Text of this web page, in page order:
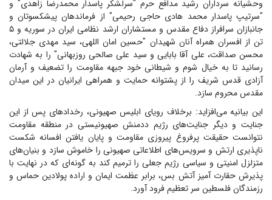
وحشیانه سرداران رشید مدافع حرم "سرلشکر پاسدار محمدرضا زاهدی" و
"سرتیپ پاسدار محمد هادی حاجی رحیمی" از فرماندهان پیشکسوتان و
جانبازان سرافراز دفاع مقدس و مستشاران ارشد نظامی ایران در سوریه و ۵
تن از افسران همراه آنان شهیدان "حسین امان اللهی، سید مهدی جلالتی،
محسن صداقت، علی آقا بابایی و سید علی صالحی روزبهانی" را به شهادت
رسانید تا به خیال شوم و شیطانی خود جبهه مقاومت را تضعیف و آرمان
آزادی قدس شریف را از پشتوانه حمایت و همراهی ایرانیان در این میدان
مقدس محروم سازد.
این بیانیه می‌افزاید: برخلاف رویای ابلیس صهیونی، رخداد‌های پس از این
جنایت و دیگر جنایت‌های رژیم ددمنش صهیونیستی در منطقه مقاومت
نتوانست حقیقت پرفروغ پیروزی مقاومت و پایان یافتن افسانه شکست
ناپذیری ارتش و سرویس‌های اطلاعاتی صهیونی را خاموش سازد و بنیان‌های
متزلزل امنیتی و سیاسی رژیم جعلی را ترمیم کند به گونه‌ای که در نهایت با
پذیرش حقارت آمیز آتش بس، برابر عظمت ایمان و اراده پولادین حماس و
رزمندگان فلسطین سر تعظیم فرود آورد.